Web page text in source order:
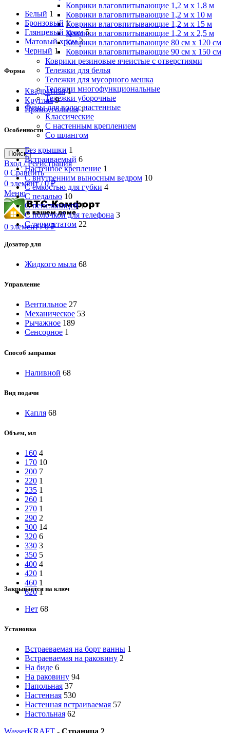
Коврики влаговпитывающие 1,2 м х 1,8 м
Коврики влаговпитывающие 1,2 м х 10 м
Коврики влаговпитывающие 1,2 м х 15 м
Коврики влаговпитывающие 1,2 м х 2,5 м
Коврики влаговпитывающие 80 см х 120 см
Коврики влаговпитывающие 90 см х 150 см
Коврики резиновые ячеистые с отверстиями
Тележки для белья
Тележки для мусорного мешка
Тележки многофункциональные
Тележки уборочные
Фены для волос настенные
Классические
С настенным креплением
Со шлангом
Поиск
Вход / Регистрация
0 Сравнить
0 элемент / 0₽
Меню
0 элемент / 0₽
Белый 1
Бронзовый 1
Глянцевый хром 5
Матовый хром 2
Черный 1
Форма
Квадратная 1
Круглая 9
Прямоугольная 1
Особенности
Без крышки 1
Встраиваемый 6
Настенное крепление 1
С внутренним выносным ведром 10
С емкостью для губки 4
С педалью 10
С пепельницей 1
С полочкой для телефона 3
С термостатом 22
Дозатор для
Жидкого мыла 68
Управление
Вентильное 27
Механическое 53
Рычажное 189
Сенсорное 1
Способ заправки
Наливной 68
Вид подачи
Капля 68
Объем, мл
160 4
170 10
200 7
220 1
235 1
260 1
270 1
290 2
300 14
320 6
330 3
350 5
400 4
420 1
460 1
620 1
Закрывается на ключ
Нет 68
Установка
Встраеваемая на борт ванны 1
Встраеваемая на раковину 2
На биде 6
На раковину 94
Напольная 37
Настенная 530
Настенная встраиваемая 57
Настольная 62